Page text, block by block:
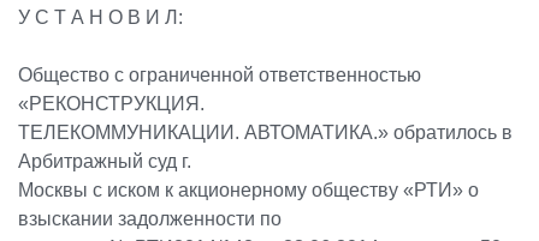
У С Т А Н О В И Л:
Общество с ограниченной ответственностью
«РЕКОНСТРУКЦИЯ.
ТЕЛЕКОММУНИКАЦИИ. АВТОМАТИКА.» обратилось в
Арбитражный суд г.
Москвы с иском к акционерному обществу «РТИ» о
взыскании задолженности по